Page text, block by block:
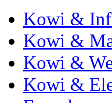
Kowi &
Kowi &
Kowi &
Kowi &